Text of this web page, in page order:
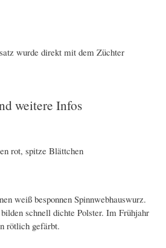
wurde direkt mit dem Züchter
weitere Infos
rot, spitze Blättchen
weiß besponnen Spinnwebhauswurz.
schnell dichte Polster. Im Frühjahr
rötlich gefärbt.